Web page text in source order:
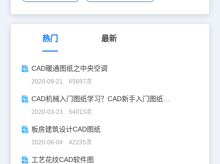
热门 最新
CAD暖通图纸之中央空调
2020-09-21 65697次
CAD机械入门图纸学习？CAD新手入门图纸练习
2020-03-23 54013次
板房建筑设计CAD图纸
2020-06-04 42235次
工艺花纹CAD软件图